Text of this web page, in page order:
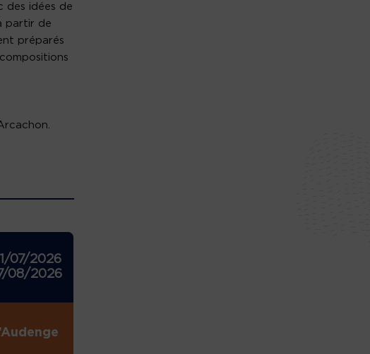
des idées de
partir de
préparés
07/2026
08/2026